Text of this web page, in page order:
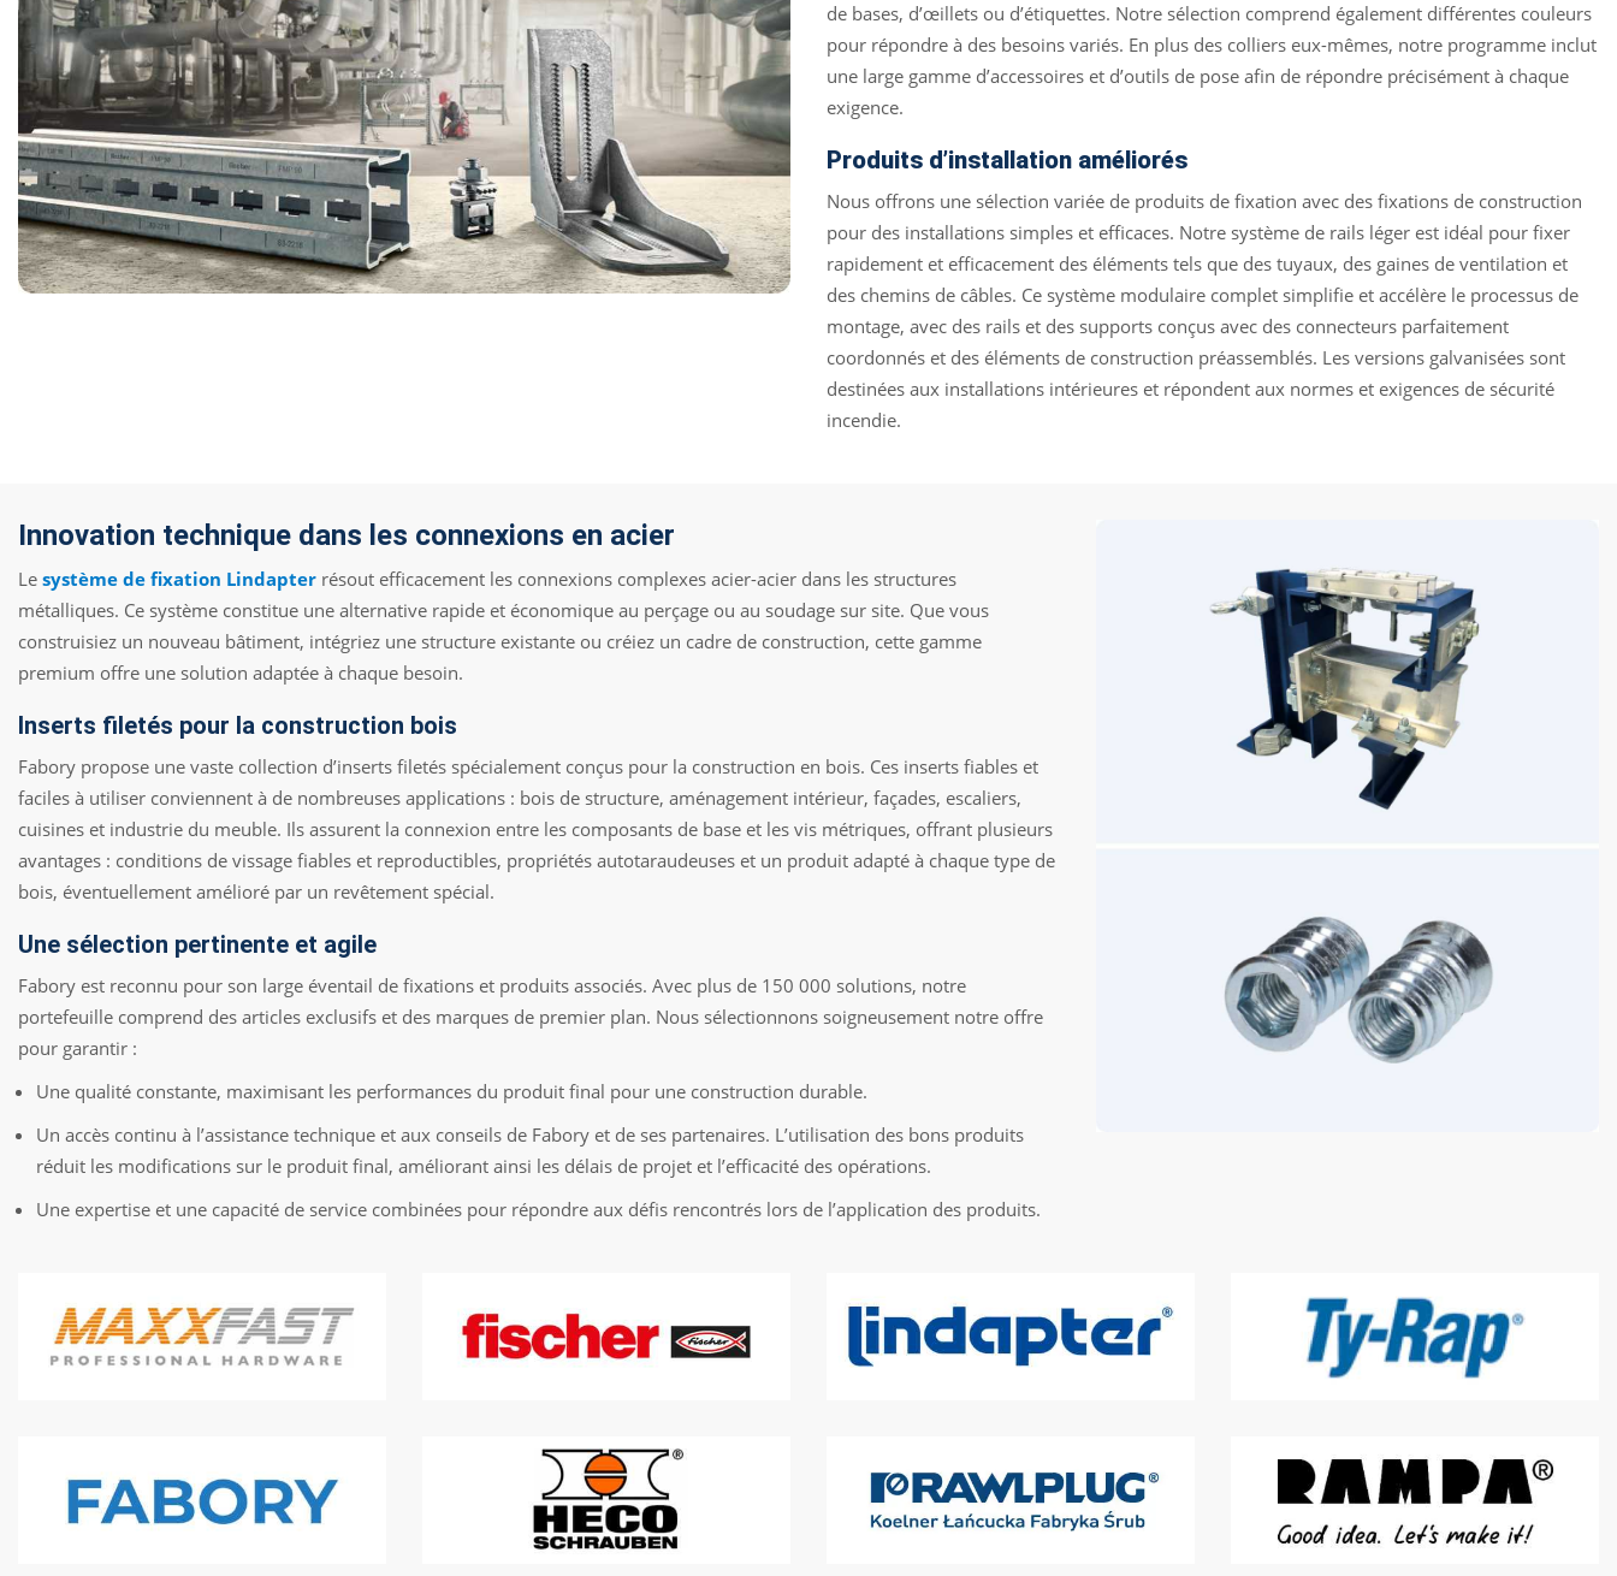
de bases, d’œillets ou d’étiquettes. Notre sélection comprend également différentes couleurs
pour répondre à des besoins variés. En plus des colliers eux-mêmes, notre programme inclut
une large gamme d’accessoires et d’outils de pose afin de répondre précisément à chaque
exigence.
Produits d’installation améliorés
Nous offrons une sélection variée de produits de fixation avec des fixations de construction
pour des installations simples et efficaces. Notre système de rails léger est idéal pour fixer
rapidement et efficacement des éléments tels que des tuyaux, des gaines de ventilation et
des chemins de câbles. Ce système modulaire complet simplifie et accélère le processus de
montage, avec des rails et des supports conçus avec des connecteurs parfaitement
coordonnés et des éléments de construction préassemblés. Les versions galvanisées sont
destinées aux installations intérieures et répondent aux normes et exigences de sécurité
incendie.
Innovation technique dans les connexions en acier
Le système de fixation Lindapter résout efficacement les connexions complexes acier-acier dans les structures
métalliques. Ce système constitue une alternative rapide et économique au perçage ou au soudage sur site. Que vous
construisiez un nouveau bâtiment, intégriez une structure existante ou créiez un cadre de construction, cette gamme
premium offre une solution adaptée à chaque besoin.
Inserts filetés pour la construction bois
Fabory propose une vaste collection d’inserts filetés spécialement conçus pour la construction en bois. Ces inserts fiables et
faciles à utiliser conviennent à de nombreuses applications : bois de structure, aménagement intérieur, façades, escaliers,
cuisines et industrie du meuble. Ils assurent la connexion entre les composants de base et les vis métriques, offrant plusieurs
avantages : conditions de vissage fiables et reproductibles, propriétés autotaraudeuses et un produit adapté à chaque type de
bois, éventuellement amélioré par un revêtement spécial.
Une sélection pertinente et agile
Fabory est reconnu pour son large éventail de fixations et produits associés. Avec plus de 150 000 solutions, notre
portefeuille comprend des articles exclusifs et des marques de premier plan. Nous sélectionnons soigneusement notre offre
pour garantir :
Une qualité constante, maximisant les performances du produit final pour une construction durable.
Un accès continu à l’assistance technique et aux conseils de Fabory et de ses partenaires. L’utilisation des bons produits
réduit les modifications sur le produit final, améliorant ainsi les délais de projet et l’efficacité des opérations.
Une expertise et une capacité de service combinées pour répondre aux défis rencontrés lors de l’application des produits.